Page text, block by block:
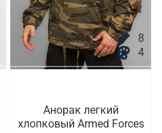
8
4
Анорак легкий
хлопковый Armed Forces